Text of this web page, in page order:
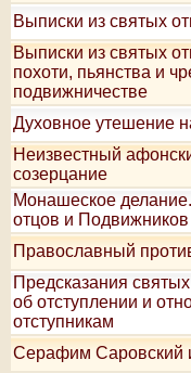
Выписки из святых
Выписки из святых
похоти, пьянства и
подвижничестве
Духовное утешение
Неизвестный
созерцание
Монашеское
отцов и Подвижников
Православный
Предсказания
об отступлении и
отступникам
Серафим Саровский